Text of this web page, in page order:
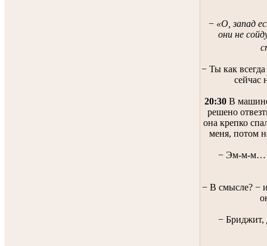
− «О, запад
они не
− Ты как
сейчас
20:30В
решено
она крепко
меня, потом
− Эм-м-м…
− В смысле? −
− Бриджит,